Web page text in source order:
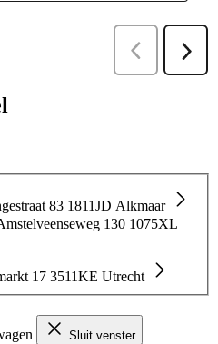
83 1811JD Alkmaar
130 1075XL
17 3511KE Utrecht
Sluit venster